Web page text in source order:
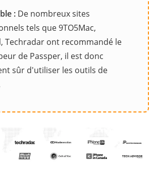
: De nombreux sites
tels que 9TO5Mac,
Techradar ont recommandé le
de Passper, il est donc
sûr d'utiliser les outils de